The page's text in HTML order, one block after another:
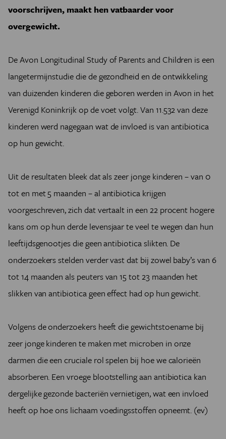
voorschrijven, maakt hen vatbaarder voor
overgewicht.
De Avon Longitudinal Study of Parents and Children is een
langetermijnstudie die de gezondheid en de ontwikkeling
van duizenden kinderen die geboren werden in Avon in het
Verenigd Koninkrijk op de voet volgt. Van 11.532 van deze
kinderen werd nagegaan wat de invloed is van antibiotica
op hun gewicht.
Uit de resultaten bleek dat als zeer jonge kinderen – van 0
tot en met 5 maanden – al antibiotica krijgen
voorgeschreven, zich dat vertaalt in een 22 procent hogere
kans om op hun derde levensjaar te veel te wegen dan hun
leeftijdsgenootjes die geen antibiotica slikten. De
onderzoekers stelden verder vast dat bij zowel baby’s van 6
tot 14 maanden als peuters van 15 tot 23 maanden het
slikken van antibiotica geen effect had op hun gewicht.
Volgens de onderzoekers heeft die gewichtstoename bij
zeer jonge kinderen te maken met microben in onze
darmen die een cruciale rol spelen bij hoe we calorieën
absorberen. Een vroege blootstelling aan antibiotica kan
dergelijke gezonde bacteriën vernietigen, wat een invloed
heeft op hoe ons lichaam voedingsstoffen opneemt. (ev)